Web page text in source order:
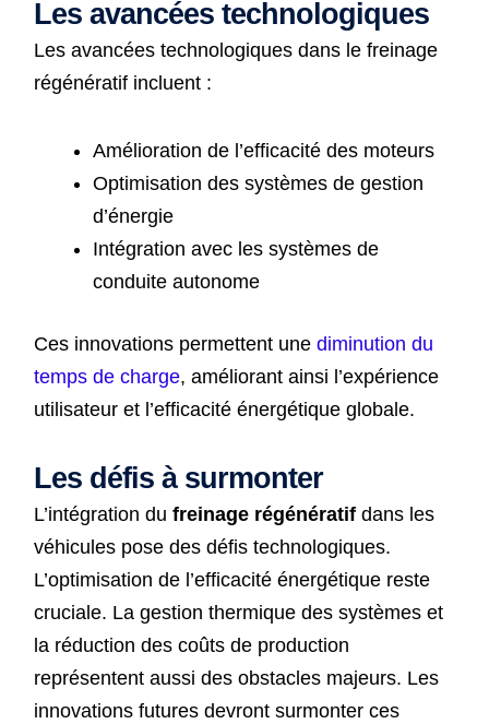
Les avancées technologiques
Les avancées technologiques dans le freinage
régénératif incluent :
Amélioration de l’efficacité des moteurs
Optimisation des systèmes de gestion
d’énergie
Intégration avec les systèmes de
conduite autonome
Ces innovations permettent une diminution du
temps de charge, améliorant ainsi l’expérience
utilisateur et l’efficacité énergétique globale.
Les défis à surmonter
L’intégration du freinage régénératifdans les
véhicules pose des défis technologiques.
L’optimisation de l’efficacité énergétique reste
cruciale. La gestion thermique des systèmes et
la réduction des coûts de production
représentent aussi des obstacles majeurs. Les
innovations futures devront surmonter ces